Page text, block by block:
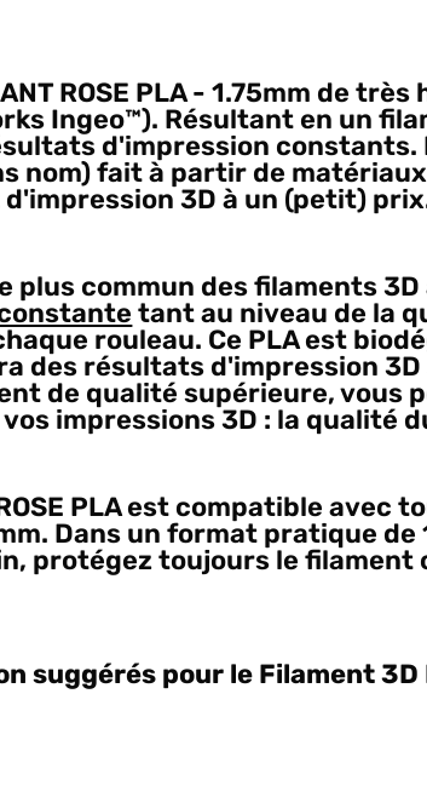
ROSE PLA - 1.75mm de très
Ingeo™️). Résultant en un
d'impression constants.
nom) fait à partir de
3D à un (petit)
plus commun des filaments
tant au niveau de la
rouleau. Ce PLA est
des résultats d'impression
de qualité supérieure, vous
impressions 3D : la qualité
PLA est compatible avec
Dans un format pratique de
protégez toujours le filament
suggérés pour le Filament 3D